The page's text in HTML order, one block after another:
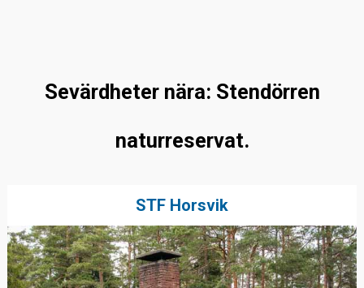
Sevärdheter nära: Stendörren
naturreservat.
STF Horsvik